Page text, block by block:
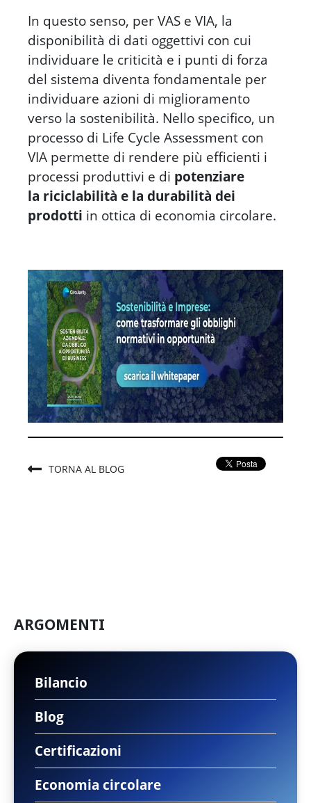
In questo senso, per VAS e VIA, la
disponibilità di dati oggettivi con cui
individuare le criticità e i punti di forza
del sistema diventa fondamentale per
individuare azioni di miglioramento
verso la sostenibilità. Nello specifico, un
processo di Life Cycle Assessment con
VIA permette di rendere più efficienti i
processi produttivi e di potenziare
la riciclabilità e la durabilità dei
prodotti in ottica di economia circolare.
TORNA AL BLOG
ARGOMENTI
Bilancio
Blog
Certificazioni
Economia circolare